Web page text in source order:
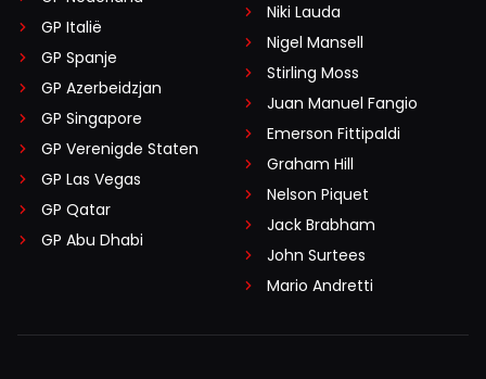
GP Italië
GP Spanje
GP Azerbeidzjan
GP Singapore
GP Verenigde Staten
GP Las Vegas
GP Qatar
GP Abu Dhabi
Niki Lauda
Nigel Mansell
Stirling Moss
Juan Manuel Fangio
Emerson Fittipaldi
Graham Hill
Nelson Piquet
Jack Brabham
John Surtees
Mario Andretti